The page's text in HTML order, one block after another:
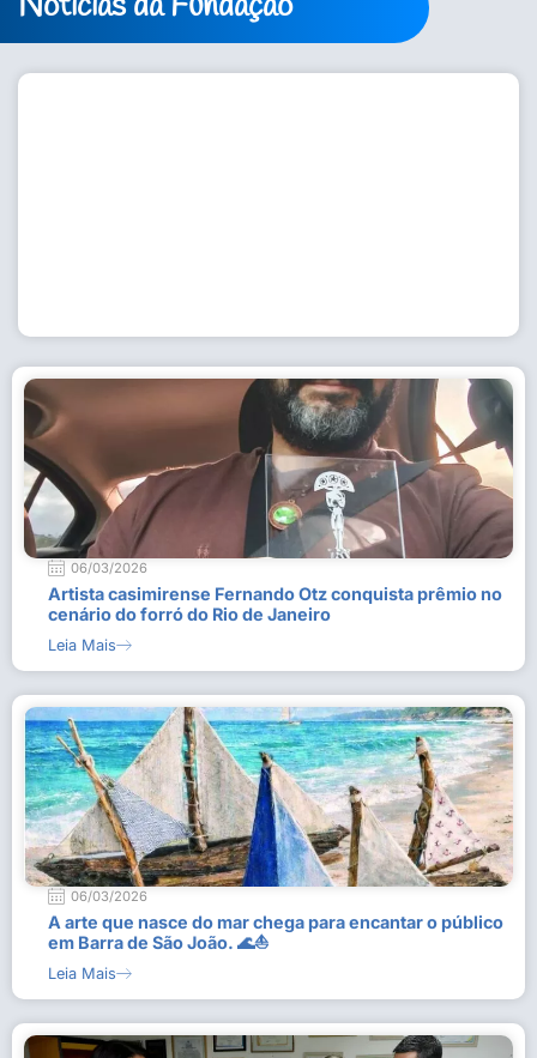
06/03/2026
Artista casimirense Fernando Otz conquista prêmio no
cenário do forró do Rio de Janeiro
Leia Mais
06/03/2026
A arte que nasce do mar chega para encantar o público
em Barra de São João. 🌊⛵
Leia Mais